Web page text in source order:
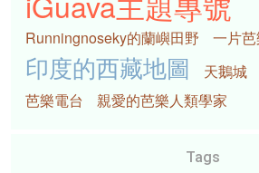
Runningnoseky的蘭嶼田野 一片
印度的西藏地圖 天鵝城
芭樂電台
親愛的芭樂人類學家
Tags